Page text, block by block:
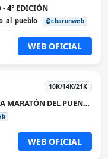
- 4° EDICIÓN
@cbarunweb
WEB OFICIAL
10K/14K/21K
DEL PUENTE ROSARIO VICTORIA
WEB OFICIAL